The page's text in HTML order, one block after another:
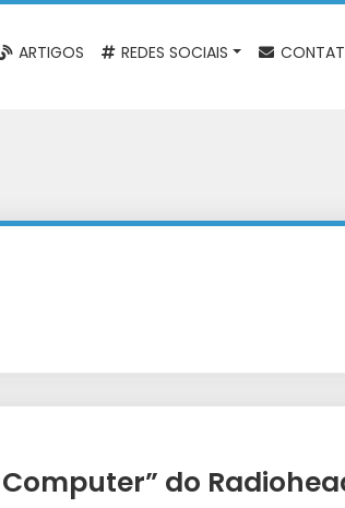
ARTIGOS REDES SOCIAIS
do